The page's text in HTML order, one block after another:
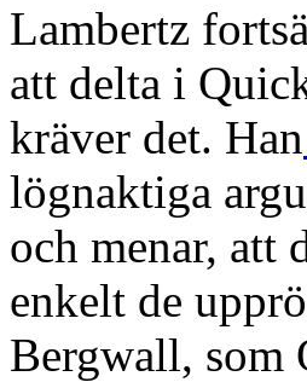
Lambertz
att delta i
kräver det. Han
lögnaktiga
och menar, att
enkelt de
Bergwall, som